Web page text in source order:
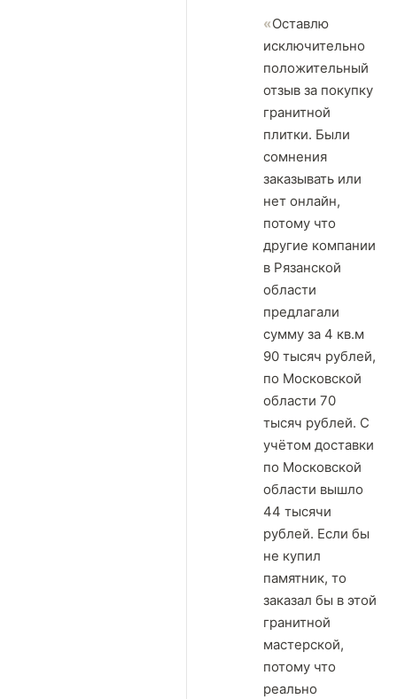
Оставлю
исключительно
положительный
отзыв за покупку
гранитной
плитки. Были
сомнения
заказывать или
нет онлайн,
потому что
другие компании
в Рязанской
области
предлагали
сумму за 4 кв.м
90 тысяч рублей,
по Московской
области 70
тысяч рублей. С
учётом доставки
по Московской
области вышло
44 тысячи
рублей. Если бы
не купил
памятник, то
заказал бы в этой
гранитной
мастерской,
потому что
реально